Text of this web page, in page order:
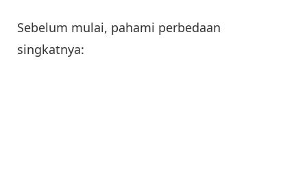
Sebelum mulai, pahami perbedaan
singkatnya: